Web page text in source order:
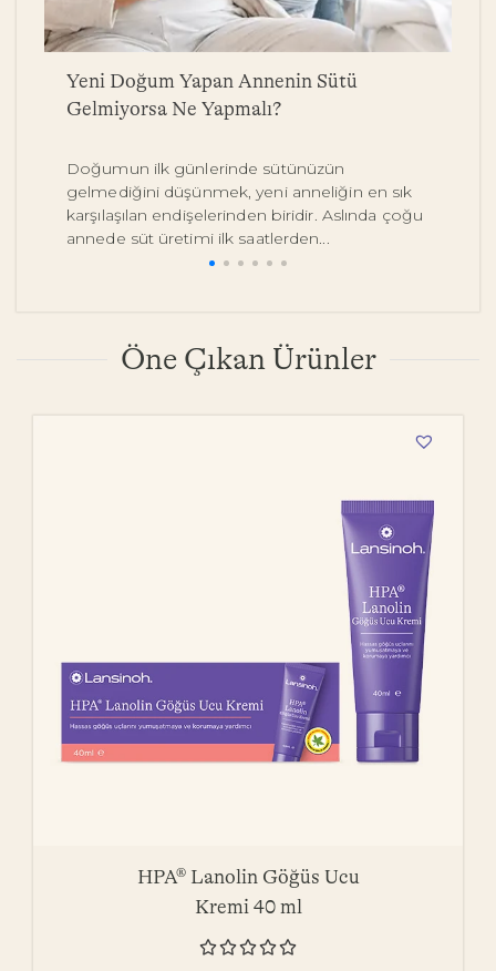
Yeni Doğum Yapan Annenin Sütü
Gelmiyorsa Ne Yapmalı?
Doğumun ilk günlerinde sütünüzün
gelmediğini düşünmek, yeni anneliğin en sık
karşılaşılan endişelerinden biridir. Aslında çoğu
annede süt üretimi ilk saatlerden...
Öne Çıkan Ürünler
HPA® Lanolin Göğüs Ucu
Kremi 40 ml
